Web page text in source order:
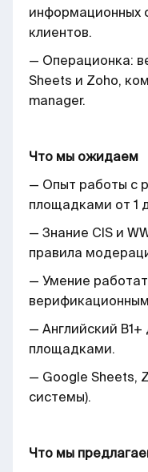
информационных
клиентов.
— Операционка:
Sheets и Zoho,
manager.
Что мы ожидаем
— Опыт работы с
площадками от 1
— Знание CIS и
правила
— Умение
— Английский
площадками.
— Google Sheets,
системы).
Что мы